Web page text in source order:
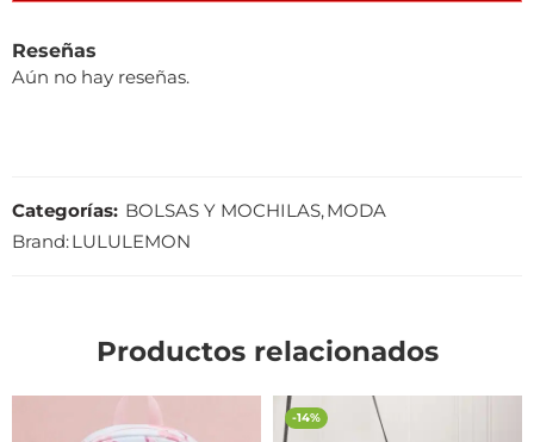
Reseñas
Aún no hay reseñas.
Categorías: BOLSAS Y MOCHILAS,MODA
Brand:LULULEMON
Productos relacionados
-14%